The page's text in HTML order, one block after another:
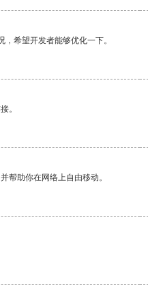
希望开发者能够优化一下。
。
帮助你在网络上自由移动。